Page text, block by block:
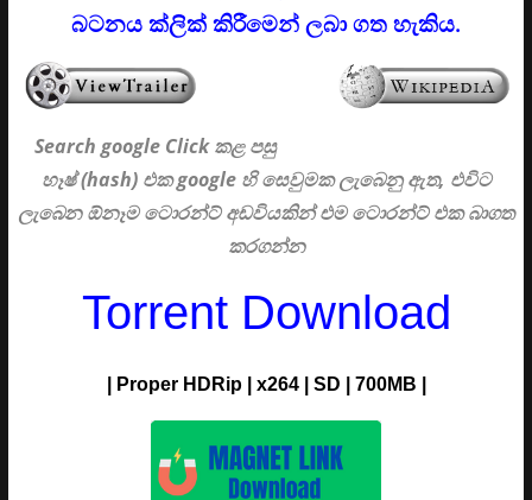
බටනය ක්ලික් කිරීමෙන් ලබා ගත හැකිය.
Search google Clickකළ පසු
හෑෂ් (hash) එක google හි සෙවුමක ලැබෙනු ඇත, එවිට
ලැබෙන ඕනෑම ටොරන්ට් අඩවියකින් එම ටොරන්ට් එක බාගත
කරගන්න
Torrent Download
| Proper HDRip | x264 | SD | 700MB |